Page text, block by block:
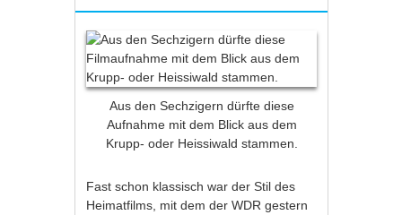
Aus den Sechzigern dürfte diese
Aufnahme mit dem Blick aus dem
Krupp- oder Heissiwald stammen.
Fast schon klassisch war der Stil des
Heimatfilms, mit dem der WDR gestern